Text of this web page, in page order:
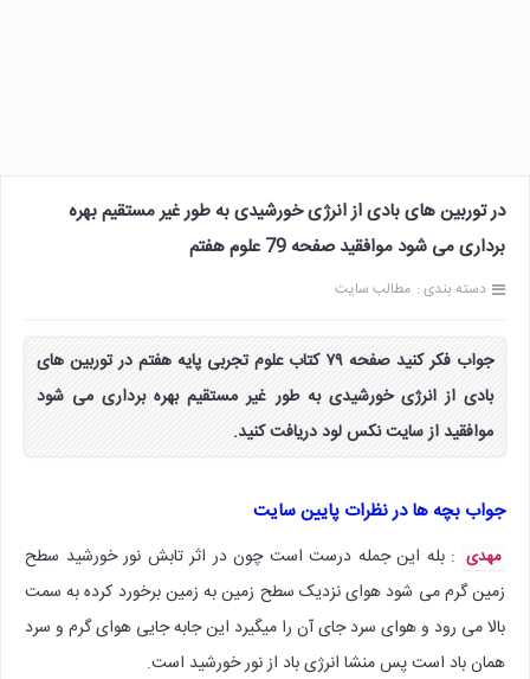
در توربین های بادی از انرژی خورشیدی به طور غیر مستقیم بهره
برداری می شود موافقید صفحه 79 علوم هفتم
دسته بندی : مطالب سایت
جواب فکر کنید صفحه ۷۹ کتاب علوم تجربی پایه هفتم در توربین های
بادی از انرژی خورشیدی به طور غیر مستقیم بهره برداری می شود
موافقید از سایت نکس لود دریافت کنید.
جواب بچه ها در نظرات پایین سایت
مهدی : بله این جمله درست است چون در اثر تابش نور خورشید سطح
زمین گرم می شود هوای نزدیک سطح زمین به زمین برخورد کرده به سمت
بالا می رود و هوای سرد جای آن را میگیرد این جابه جایی هوای گرم و سرد
همان باد است پس منشا انرژی باد از نور خورشید است.